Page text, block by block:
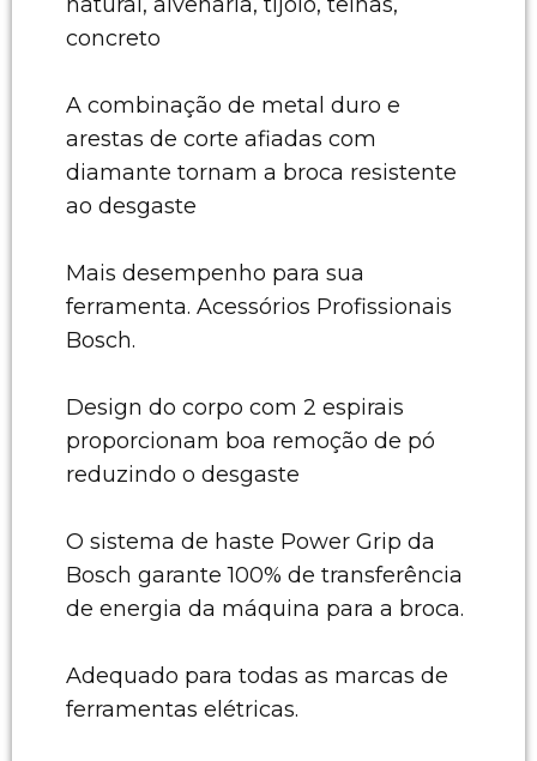
concreto
A combinação de metal duro e
arestas de corte afiadas com
diamante tornam a broca resistente
ao desgaste
Mais desempenho para sua
ferramenta. Acessórios Profissionais
Bosch.
Design do corpo com 2 espirais
proporcionam boa remoção de pó
reduzindo o desgaste
O sistema de haste Power Grip da
Bosch garante 100% de transferência
de energia da máquina para a broca.
Adequado para todas as marcas de
ferramentas elétricas.